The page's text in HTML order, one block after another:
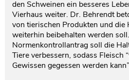
den Schweinen ein besseres
Vierhaus weiter. Dr. Behrendt
von tierischen Produkten und die
weiterhin beibehalten werden
Normenkontrollantrag soll die
Tiere verbessern, sodass Fleisch
Gewissen gegessen werden